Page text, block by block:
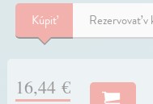
Kúpiť Rezervovať
16,44 €